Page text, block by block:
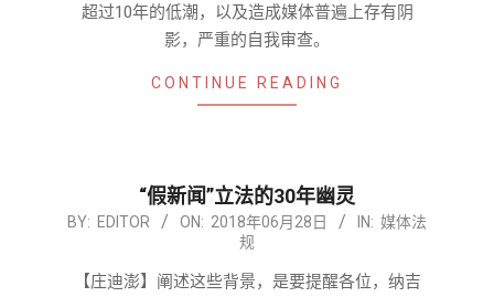
超过10年的低潮，以及造成媒体普遍上存有阴
影，严重的自我审查。
CONTINUE READING
“假新闻”立法的30年幽灵
2018-
BY: EDITOR ON: 2018年06月28日 IN: 媒体法
规
【庄迪澎】阐述这些背景，是要提醒各位，纳吉